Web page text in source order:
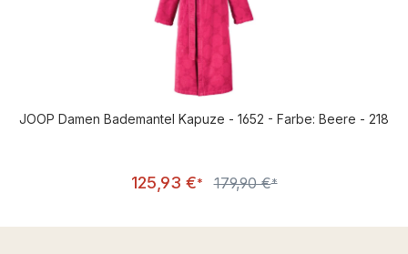
JOOP Damen Bademantel Kapuze - 1652 - Farbe: Beere - 218
125,93 €* Regulärer Preis:
179,90 €*